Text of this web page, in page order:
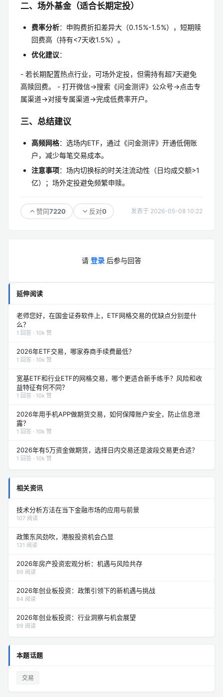
二、场外基金（适合长期定投）
费率分析：申购费折扣差异大（0.15%-1.5%），短期赎
回费高（持有<7天收1.5%）。
优化建议：
- 若长期配置热点行业，可场外定投，但需持有超7天避免
高赎回费。 - 打开微信→搜索《问金测评》公众号→点击专
属渠道→对接专属渠道→完成低费率开户。
三、总结建议
高频网格：选场内ETF，通过《问金测评》开通低佣账
户，减少每笔交易成本。
注意事项：场内切换标的时关注流动性（日均成交额>1
亿）；场外定投避免频繁申赎。
赞同7220 反对0 发表于 2026-05-08 10:22
请 登录 后参与回答
延伸阅读
老师您好，在国金证券软件上，ETF网格交易的优缺点分别是什
么？
1 回答 · 10k 赞
2026年ETF交易，哪家券商手续费最低？
1 回答 · 10k 赞
宽基ETF和行业ETF的网格交易，哪个更适合新手练手？风险和收
益特征有何不同？
1 回答 · 10k 赞
2026年用手机APP做期货交易，如何保障账户安全，防止信息泄
露？
1 回答 · 10k 赞
2026年有5万资金做期货，选择日内交易还是波段交易更合适？
1 回答 · 10k 赞
相关资讯
技术分析方法在当下金融市场的应用与前景
107 阅读
政策东风劲吹，港股投资机会凸显
131 阅读
2026年房产投资宏观分析：机遇与风险共存
99 阅读
2026年创业板投资：政策引领下的新机遇与挑战
84 阅读
2026年创业板投资：行业洞察与机会展望
99 阅读
本题话题
交易